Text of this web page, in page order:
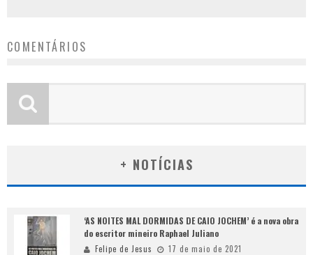
COMENTÁRIOS
+ NOTÍCIAS
‘AS NOITES MAL DORMIDAS DE CAIO JOCHEM’ é a nova obra
do escritor mineiro Raphael Juliano
Felipe de Jesus 17 de maio de 2021